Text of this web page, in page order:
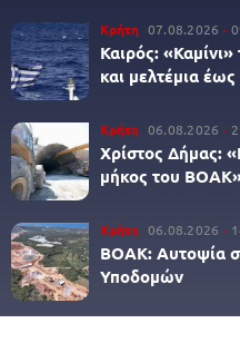
Κρήτη 07.08.2026
Καιρός:
και μελτέμια
Κρήτη 06.08.2026
Χρίστος Δήμας:
μήκος του
Κρήτη 06.08.2026
ΒΟΑΚ: Αυτοψία
Υποδομών